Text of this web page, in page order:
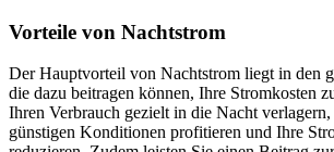
Vorteile von Nachtstrom
Der Hauptvorteil von Nachtstrom liegt in den
die dazu beitragen können, Ihre Stromkosten
Ihren Verbrauch gezielt in die Nacht
günstigen Konditionen profitieren und Ihre